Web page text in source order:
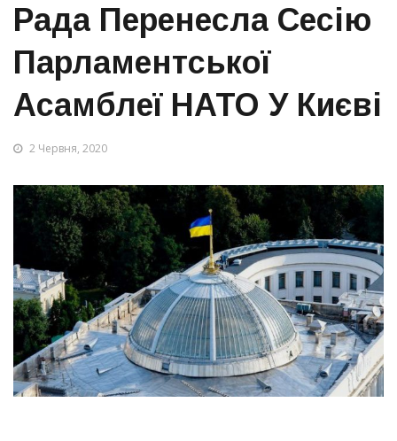
Рада Перенесла Сесію
Парламентської
Асамблеї НАТО У Києві
2 Червня, 2020